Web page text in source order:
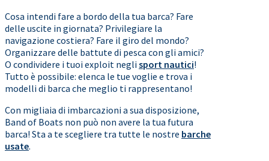
Cosa intendi fare a bordo della tua barca? Fare
delle uscite in giornata? Privilegiare la
navigazione costiera? Fare il giro del mondo?
Organizzare delle battute di pesca con gli amici?
O condividere i tuoi exploit neglisport nautici!
Tutto è possibile: elenca le tue voglie e trova i
modelli di barca che meglio ti rappresentano!
Con migliaia di imbarcazioni a sua disposizione,
Band of Boats non può non avere la tua futura
barca! Sta a te scegliere tra tutte le nostre barche
usate.